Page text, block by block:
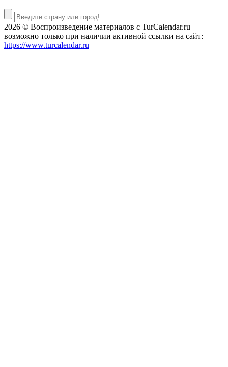
2026 © Воспроизведение материалов c TurCalendar.ru
возможно только при наличии активной ссылки на сайт:
https://www.turcalendar.ru